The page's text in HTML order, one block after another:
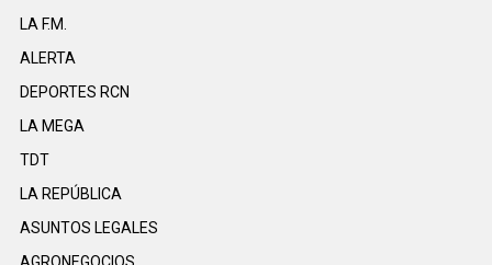
LA F.M.
ALERTA
DEPORTES RCN
LA MEGA
TDT
LA REPÚBLICA
ASUNTOS LEGALES
AGRONEGOCIOS